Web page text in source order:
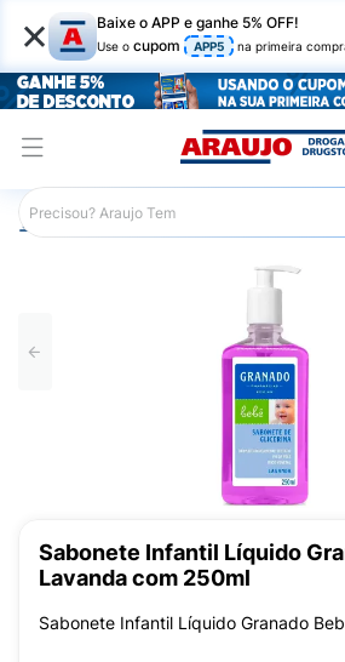
× Baixe o APP e ganhe 5% OFF!
Use o cupom APP5 na primeira
Araujo Infantil
Sabonete Infantil Líquido
Lavanda com 250ml
Sabonete Infantil Líquido Granado